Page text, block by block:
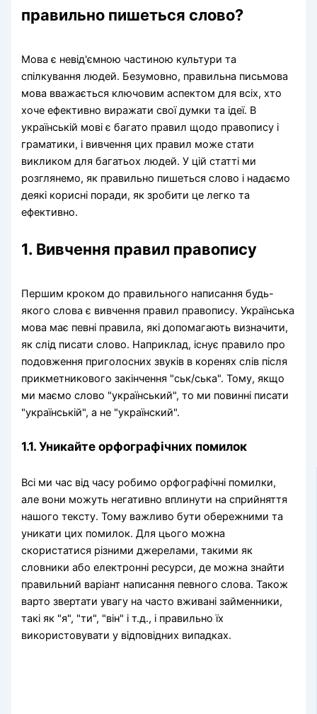
правильно пишеться слово?
Мова є невід'ємною частиною культури та
спілкування людей. Безумовно, правильна письмова
мова вважається ключовим аспектом для всіх, хто
хоче ефективно виражати свої думки та ідеї. В
українській мові є багато правил щодо правопису і
граматики, і вивчення цих правил може стати
викликом для багатьох людей. У цій статті ми
розглянемо, як правильно пишеться слово і надаємо
деякі корисні поради, як зробити це легко та
ефективно.
1. Вивчення правил правопису
Першим кроком до правильного написання будь-
якого слова є вивчення правил правопису. Українська
мова має певні правила, які допомагають визначити,
як слід писати слово. Наприклад, існує правило про
подовження приголосних звуків в коренях слів після
прикметникового закінчення "ськ/ська". Тому, якщо
ми маємо слово "український", то ми повинні писати
"українській", а не "українский".
1.1. Уникайте орфографічних помилок
Всі ми час від часу робимо орфографічні помилки,
але вони можуть негативно вплинути на сприйняття
нашого тексту. Тому важливо бути обережними та
уникати цих помилок. Для цього можна
скористатися різними джерелами, такими як
словники або електронні ресурси, де можна знайти
правильний варіант написання певного слова. Також
варто звертати увагу на часто вживані займенники,
такі як "я", "ти", "він" і т.д., і правильно їх
використовувати у відповідних випадках.